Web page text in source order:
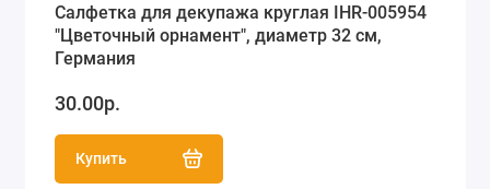
Салфетка для декупажа круглая IHR-005954
"Цветочный орнамент", диаметр 32 см,
Германия
30.00р.
Купить